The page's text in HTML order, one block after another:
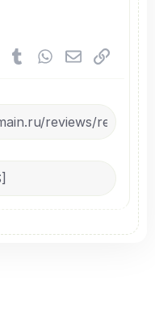
Pinterest
TumblrWhatsAppСсылка